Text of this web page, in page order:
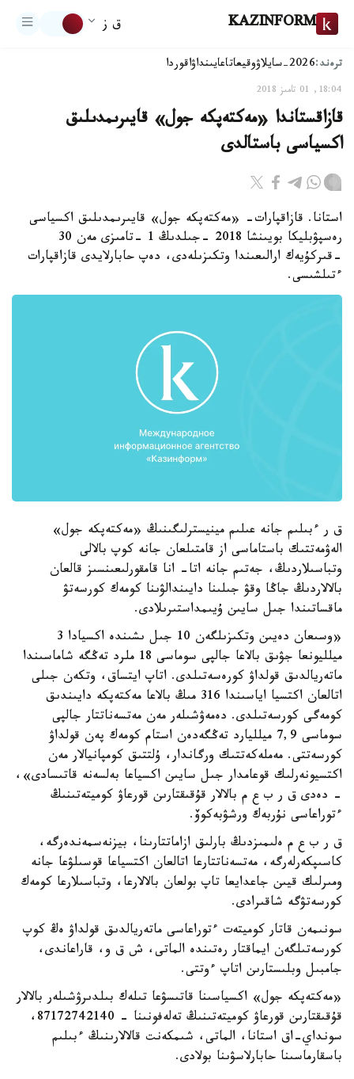
KAZINFORM ق ز
ترەند:2026-سايلاۋ وقيعاتاعايىنداۋاقوردا
18:04, 01 تامىز 2018
قازاقستاندا «مەكتەپكە جول» قايىرىمدىلىق
اكسياسى باستالدى
استانا. قازاقپارات- «مەكتەپكە جول» قايىرىمدىلىق اكسياسى
رەسپۋبليكا بويىنشا 2018 -جىلدىڭ 1 -تامىزى مەن 30
-قىركۇيەك ارالىعىندا وتكىزىلەدى، دەپ حابارلايدى قازاقپارات
ءتىلشىسى.
ق ر ءبىلىم جانە عىلىم مينيسترلىگىنىڭ «مەكتەپكە جول»
الەۋمەتتىك باستاماسى از قامتىلعان جانە كوپ بالالى
وتباسىلاردىڭ، جەتىم جانە اتا- انا قامقورلىعىنسىز قالعان
بالالاردىڭ جاڭا وقۋ جىلىنا دايىندالۋىنا كومەك كورسەتۋ
ماقساتىندا جىل سايىن ۇيىمداستىرىلادى.
«وسىعان دەيىن وتكىزىلگەن 10 جىل ىشىندە اكسيادا 3
ميلليونعا جۋىق بالاعا جالپى سوماسى 18 ملرد تەڭگە شاماسىندا
ماتەريالدىق قولداۋ كورەسەتىلدى. اتاپ ايتساق، وتكەن جىلى
اتالعان اكتسيا اياسىندا 316 مىڭ بالاعا مەكتەپكە دايىندىق
كومەگى كورسەتىلدى. دەمەۋشىلەر مەن مەتسەناتتار جالپى
سوماسى 7,9 ميلليارد تەڭگەدەن استام كومەك پەن قولداۋ
كورسەتتى. مەملەكەتتىك ورگاندار، ۇلتتىق كومپانيالار مەن
اكتسيونەرلىك قوعامدار جىل سايىن اكسياعا بەلسەنە قاتىسادى»،
- دەدى ق ر ب ع م بالالار قۇقىقتارىن قورعاۋ كوميتەتىنىڭ
ءتوراعاسى نۇربەك ورشۋبەكوۆ.
ق ر ب ع م ەلىمىزدىڭ بارلىق ازاماتتارىنا، بيزنەسمەندەرگە،
كاسىپكەرلەرگە، مەتسەناتتارعا اتالعان اكتسياعا قوسىلۋعا جانە
ومىرلىك قيىن جاعدايعا تاپ بولعان بالالارعا، وتباسىلارعا كومەك
كورسەتۋگە شاقىرادى.
سونىمەن قاتار كوميتەت ءتوراعاسى ماتەريالدىق قولداۋ ەڭ كوپ
كورسەتىلگەن ايماقتار رەتىندە الماتى، ش ق و، قاراعاندى،
جامبىل وبلىستارىن اتاپ ءوتتى.
«مەكتەپكە جول» اكسياسىنا قاتىسۋعا تىلەك بىلدىرۋشىلەر بالالار
قۇقىقتارىن قورعاۋ كوميتەتىنىڭ تەلەفونىنا - 87172742140،
سونداي-اق استانا، الماتى، شىمكەنت قالالارىنىڭ ءبىلىم
باسقارماسىنا حابارلاسۋىنا بولادى.